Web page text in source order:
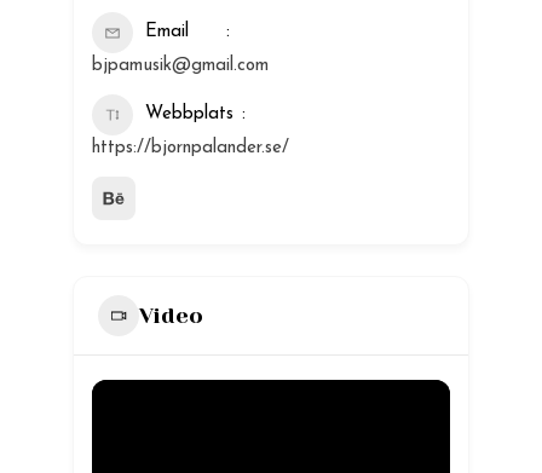
Email
bjpamusik@gmail.com
Webbplats
https://bjornpalander.se/
Video